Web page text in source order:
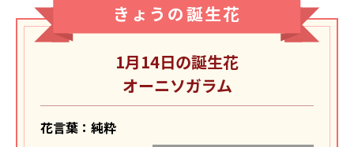
きょうの誕生花
1月14日の誕生花
オーニソガラム
花言葉：純粋